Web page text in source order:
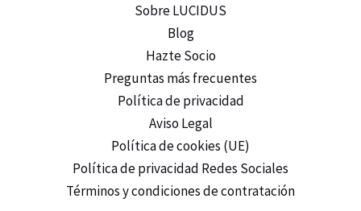
Sobre LUCIDUS
Blog
Hazte Socio
Preguntas más frecuentes
Política de privacidad
Aviso Legal
Política de cookies (UE)
Política de privacidad Redes Sociales
Términos y condiciones de contratación